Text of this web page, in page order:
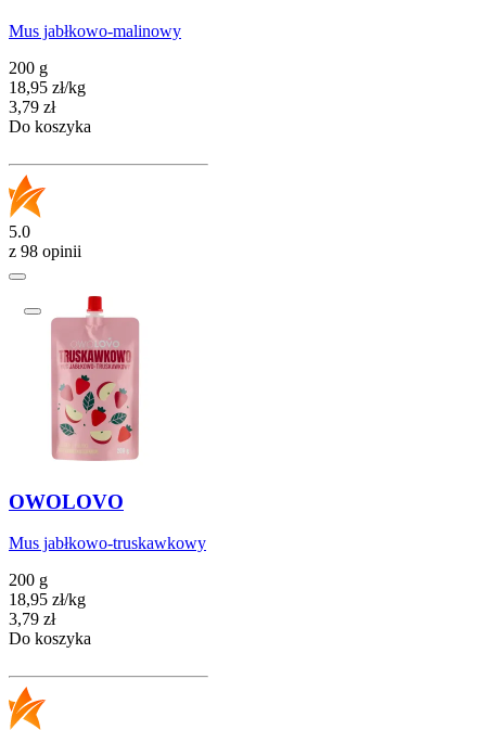
Mus jabłkowo-malinowy
200 g
18,95 zł/kg
Cena
3,79 zł
Do koszyka
5.0
z 98 opinii
OWOLOVO
Mus jabłkowo-truskawkowy
200 g
18,95 zł/kg
Cena
3,79 zł
Do koszyka